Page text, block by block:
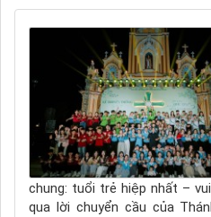
chung: tuổi trẻ hiệp nhất –
qua lời chuyển cầu của